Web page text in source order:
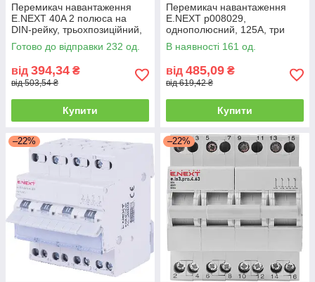
Перемикач навантаження
E.NEXT 40A 2 полюса на
DIN-рейку, трьохпозиційний,
IP20
Готово до відправки 232 од.
від 394,34 ₴
від 503,54 ₴
Купити
Перемикач навантаження
E.NEXT p008029,
однополюсний, 125А, три
положення на DIN-рейку
В наявності 161 од.
від 485,09 ₴
від 619,42 ₴
Купити
–22% –22%